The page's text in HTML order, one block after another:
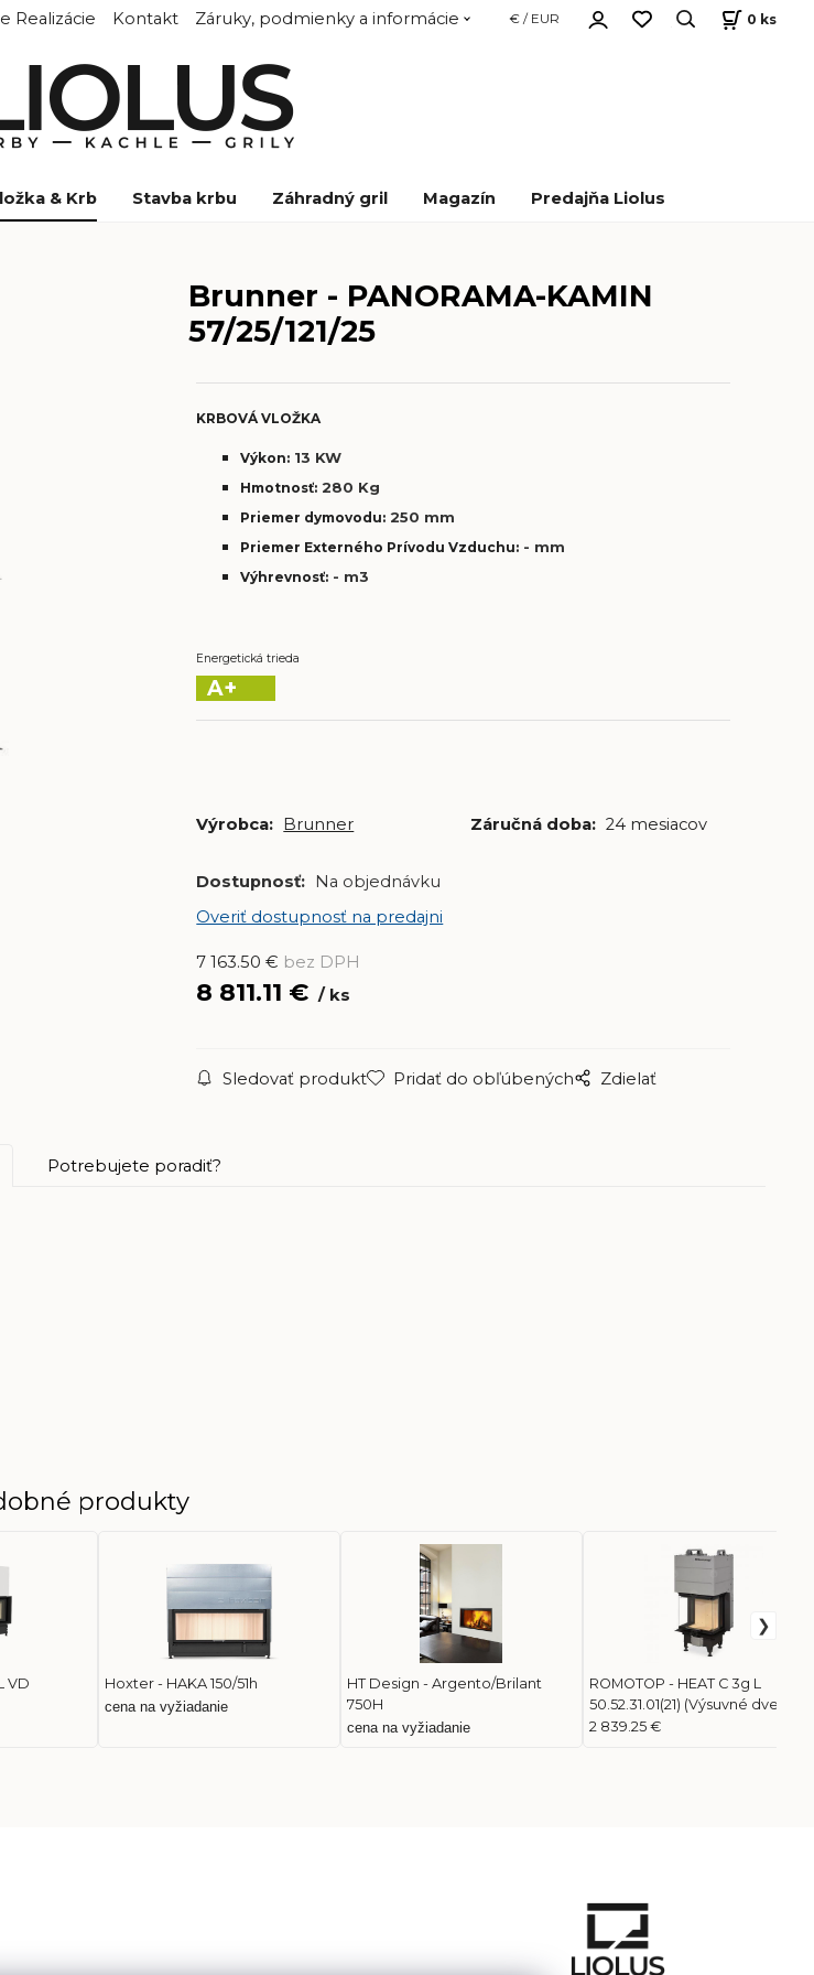
Realizácie Kontakt Záruky, podmienky a informácie € / EUR 0 ks
& Krb Stavba krbu Záhradný gril Magazín Predajňa Liolus
Brunner - PANORAMA-KAMIN
57/25/121/25
KRBOVÁ VLOŽKA
Výkon: 13 KW
Hmotnosť: 280 Kg
Priemer dymovodu: 250 mm
Priemer Externého Prívodu Vzduchu: - mm
Výhrevnosť: - m3
Energetická trieda
A+
Výrobca: Brunner Záručná doba: 24 mesiacov
Dostupnosť:
Na objednávku
Overiť dostupnosť na predajni
7 163.50 € bez DPH
8 811.11 € ks
Sledovať produkt Pridať do obľúbených Zdielať
Potrebujete poradiť?
produkty
VD
Hoxter - HAKA 150/51h
cena na vyžiadanie
HT Design - Argento/Brilant
750H
cena na vyžiadanie
ROMOTOP - HEAT C 3g L
50.52.31.01(21) (Výsuvné dvere)
2 839.25 €